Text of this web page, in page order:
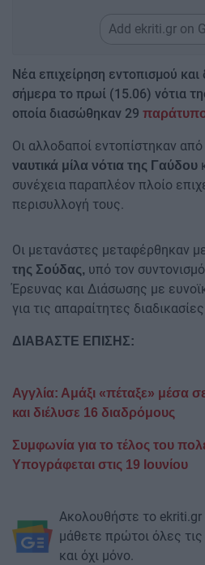
Add ekriti.gr on
Νέα επιχείρηση εντοπισμού
σήμερα το πρωί (15.06) νότια
οποία διασώθηκαν 29
Οι αλλοδαποί εντοπίστηκαν
ναυτικά μίλα νότια της Γαύδου
συνέχεια παραπλέον πλοίο
περισυλλογή τους.
Οι μετανάστες μεταφέρθηκαν
της Σούδας, υπό τον
Έρευνας και Διάσωσης με
για τις απαραίτητες
ΔΙΑΒΑΣΤΕ ΕΠΙΣΗΣ:
Αγγλία: Αμάξι «πέταξε» μέσα
και διέλυσε 16 διαδρόμους
Συμφωνία για το τέλος του
Υπογράφεται στις 19 Ιουνίου
Ακολουθήστε το ekriti.gr
μάθετε πρώτοι όλες τις
και όχι μόνο.